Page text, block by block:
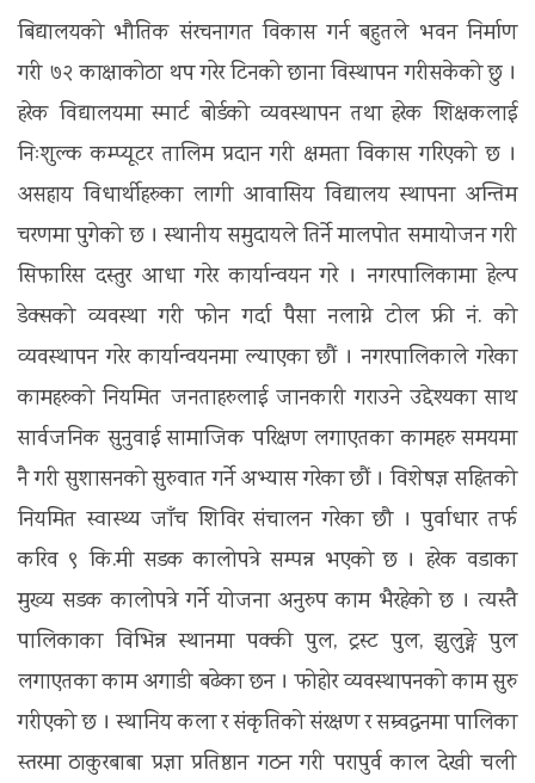
बिद्यालयको भौतिक संरचनागत विकास गर्न बहुतले भवन निर्माण
गरी ७२ काक्षाकोठा थप गरेर टिनको छाना विस्थापन गरीसकेको छु ।
हरेक विद्यालयमा स्मार्ट बोर्डको व्यवस्थापन तथा हरेक शिक्षकलाई
निःशुल्क कम्प्यूटर तालिम प्रदान गरी क्षमता विकास गरिएको छ ।
असहाय विधार्थीहरुका लागी आवासिय विद्यालय स्थापना अन्तिम
चरणमा पुगेको छ । स्थानीय समुदायले तिर्ने मालपोत समायोजन गरी
सिफारिस दस्तुर आधा गरेर कार्यान्वयन गरे । नगरपालिकामा हेल्प
डेक्सको व्यवस्था गरी फोन गर्दा पैसा नलाग्ने टोल फ्री नं. को
व्यवस्थापन गरेर कार्यान्वयनमा ल्याएका छौं । नगरपालिकाले गरेका
कामहरुको नियमित जनताहरुलाई जानकारी गराउने उद्देश्यका साथ
सार्वजनिक सुनुवाई सामाजिक परिक्षण लगाएतका कामहरु समयमा
नै गरी सुशासनको सुरुवात गर्ने अभ्यास गरेका छौं । विशेषज्ञ सहितको
नियमित स्वास्थ्य जाँच शिविर संचालन गरेका छौ । पुर्वाधार तर्फ
करिव ९ कि.मी सडक कालोपत्रे सम्पन्न भएको छ । हरेक वडाका
मुख्य सडक कालोपत्रे गर्ने योजना अनुरुप काम भैरहेको छ । त्यस्तै
पालिकाका विभिन्न स्थानमा पक्की पुल, ट्रस्ट पुल, झुलुङ्गे पुल
लगाएतका काम अगाडी बढेका छन । फोहोर व्यवस्थापनको काम सुरु
गरीएको छ । स्थानिय कला र संकृतिको संरक्षण र सम्र्वद्धनमा पालिका
स्तरमा ठाकुरबाबा प्रज्ञा प्रतिष्ठान गठन गरी परापुर्व काल देखी चली